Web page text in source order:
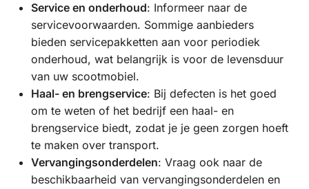
Service en onderhoud: Informeer naar de
servicevoorwaarden. Sommige aanbieders
bieden servicepakketten aan voor periodiek
onderhoud, wat belangrijk is voor de levensduur
van uw scootmobiel.
Haal- en brengservice: Bij defecten is het goed
om te weten of het bedrijf een haal- en
brengservice biedt, zodat je je geen zorgen hoeft
te maken over transport.
Vervangingsonderdelen: Vraag ook naar de
beschikbaarheid van vervangingsonderdelen en